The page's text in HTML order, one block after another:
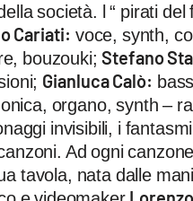
società. l “ pirati del
Cariati: voce, synth,
bouzouki;Stefano
Gianluca Calò:
organo, synth –
invisibili, i
Ad ogni
tavola, nata dalle